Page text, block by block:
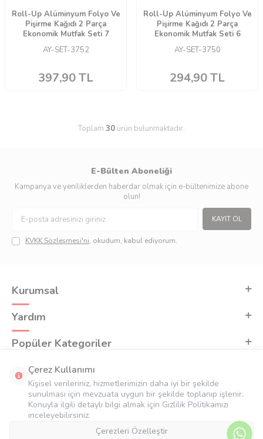
Roll-Up Alüminyum Folyo Ve
Pişirme Kağıdı 2 Parça
Ekonomik Mutfak Seti 7
AY-SET-3752
397,90TL
Roll-Up Alüminyum Folyo Ve
Pişirme Kağıdı 2 Parça
Ekonomik Mutfak Seti 6
AY-SET-3750
294,90TL
Toplam 30 ürün bulunmaktadır.
E-Bülten Aboneliği
Kampanya ve yeniliklerden haberdar olmak için e-bültenimize abone
olun!
KAYIT OL
KVKK Sözleşmesi'ni, okudum, kabul ediyorum.
Kurumsal
Yardım
Popüler Kategoriler
Adres & İletişim
Çerez Kullanımı
Kişisel verileriniz, hizmetlerimizin daha iyi bir şekilde
sunulması için mevzuata uygun bir şekilde toplanıp işlenir.
Konuyla ilgili detaylı bilgi almak için Gizlilik Politikamızı
inceleyebilirsiniz.
Çerezleri Özelleştir